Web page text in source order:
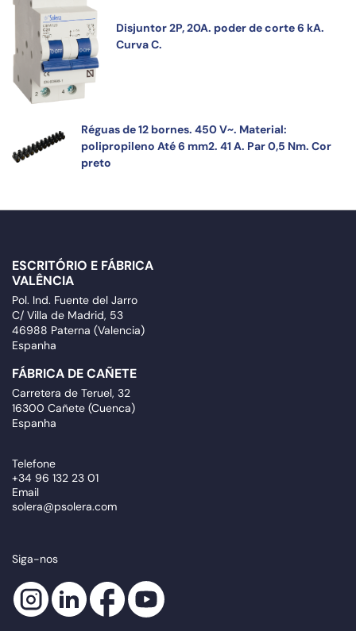
Disjuntor 2P, 20A. poder de corte 6 kA.
Curva C.
Réguas de 12 bornes. 450 V~. Material:
polipropileno Até 6 mm2. 41 A. Par 0,5 Nm. Cor
preto
ESCRITÓRIO E FÁBRICA
VALÊNCIA
Pol. Ind. Fuente del Jarro
C/ Villa de Madrid, 53
46988 Paterna (Valencia)
Espanha
FÁBRICA DE CAÑETE
Carretera de Teruel, 32
16300 Cañete (Cuenca)
Espanha
Telefone
+34 96 132 23 01
Email
solera@psolera.com
Siga-nos